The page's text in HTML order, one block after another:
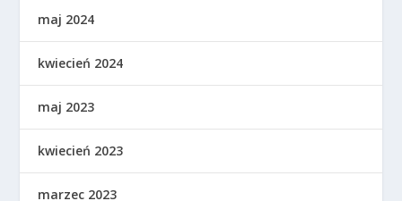
maj 2024
kwiecień 2024
maj 2023
kwiecień 2023
marzec 2023